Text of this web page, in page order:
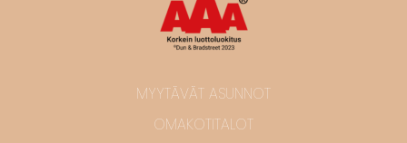
MYYTÄVÄT ASUNNOT
OMAKOTITALOT